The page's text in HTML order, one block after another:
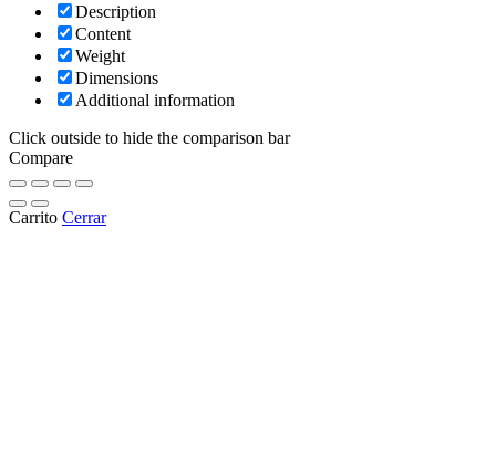
Description
Content
Weight
Dimensions
Additional information
Click outside to hide the comparison bar
Compare
Carrito Cerrar